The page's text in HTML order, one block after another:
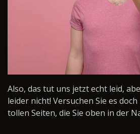
Also, das tut uns jetzt echt leid,
leider nicht! Versuchen Sie es
tollen Seiten, die Sie oben in der